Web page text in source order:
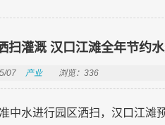
扫灌溉 汉口江滩全年节约
07 产业 浏览：336
中水进行园区洒扫，汉口江滩